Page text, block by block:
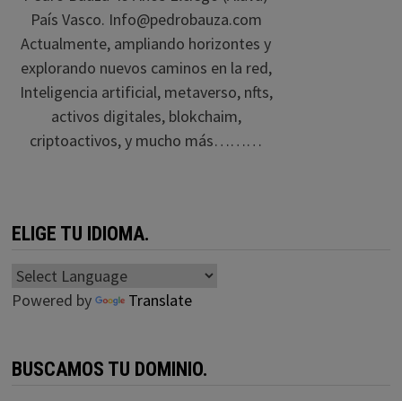
País Vasco. Info@pedrobauza.com
Actualmente, ampliando horizontes y
explorando nuevos caminos en la red,
Inteligencia artificial, metaverso, nfts,
activos digitales, blokchaim,
criptoactivos, y mucho más………
ELIGE TU IDIOMA.
Powered by Translate
BUSCAMOS TU DOMINIO.